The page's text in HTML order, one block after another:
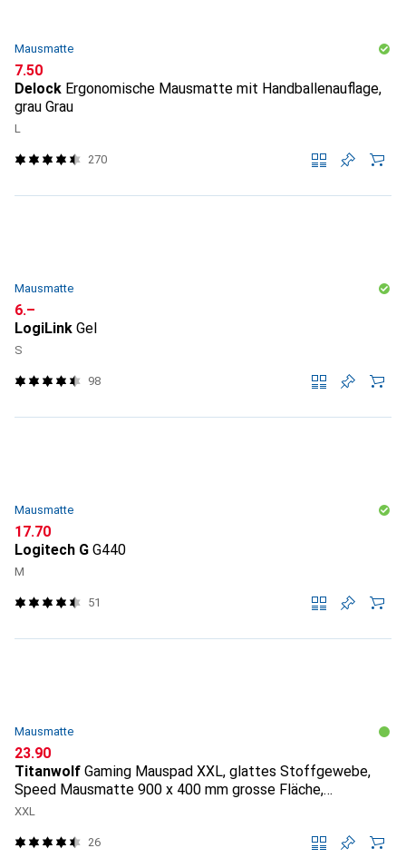
Mausmatte
CHF
7.50
Delock Ergonomische Mausmatte mit Handballenauflage,
grau Grau
L
270
Mausmatte
CHF
6.–
LogiLink Gel
S
98
Mausmatte
CHF
17.70
Logitech G G440
M
51
Mausmatte
CHF
23.90
Titanwolf Gaming Mauspad XXL, glattes Stoffgewebe,
Speed Mausmatte 900 x 400 mm grosse Fläche,
Topography
XXL
26